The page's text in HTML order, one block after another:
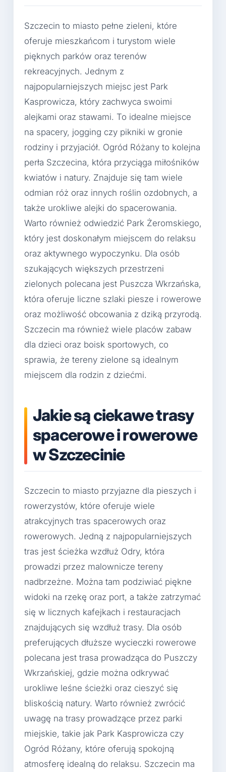
Szczecin to miasto pełne zieleni, które
oferuje mieszkańcom i turystom wiele
pięknych parków oraz terenów
rekreacyjnych. Jednym z
najpopularniejszych miejsc jest Park
Kasprowicza, który zachwyca swoimi
alejkami oraz stawami. To idealne miejsce
na spacery, jogging czy pikniki w gronie
rodziny i przyjaciół. Ogród Różany to kolejna
perła Szczecina, która przyciąga miłośników
kwiatów i natury. Znajduje się tam wiele
odmian róż oraz innych roślin ozdobnych, a
także urokliwe alejki do spacerowania.
Warto również odwiedzić Park Żeromskiego,
który jest doskonałym miejscem do relaksu
oraz aktywnego wypoczynku. Dla osób
szukających większych przestrzeni
zielonych polecana jest Puszcza Wkrzańska,
która oferuje liczne szlaki piesze i rowerowe
oraz możliwość obcowania z dziką przyrodą.
Szczecin ma również wiele placów zabaw
dla dzieci oraz boisk sportowych, co
sprawia, że tereny zielone są idealnym
miejscem dla rodzin z dziećmi.
Jakie są ciekawe trasy
spacerowe i rowerowe
w Szczecinie
Szczecin to miasto przyjazne dla pieszych i
rowerzystów, które oferuje wiele
atrakcyjnych tras spacerowych oraz
rowerowych. Jedną z najpopularniejszych
tras jest ścieżka wzdłuż Odry, która
prowadzi przez malownicze tereny
nadbrzeżne. Można tam podziwiać piękne
widoki na rzekę oraz port, a także zatrzymać
się w licznych kafejkach i restauracjach
znajdujących się wzdłuż trasy. Dla osób
preferujących dłuższe wycieczki rowerowe
polecana jest trasa prowadząca do Puszczy
Wkrzańskiej, gdzie można odkrywać
urokliwe leśne ścieżki oraz cieszyć się
bliskością natury. Warto również zwrócić
uwagę na trasy prowadzące przez parki
miejskie, takie jak Park Kasprowicza czy
Ogród Różany, które oferują spokojną
atmosferę idealną do relaksu. Szczecin ma